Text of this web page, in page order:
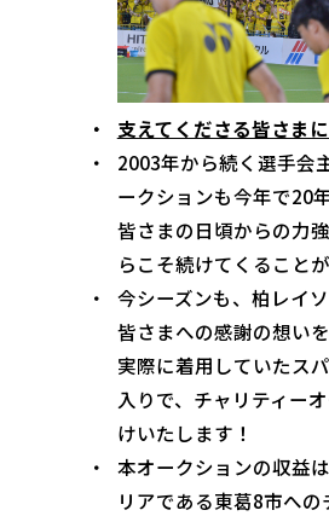
支えてくださる皆さま
2003年から続く選手会
ークションも今年で20
皆さまの日頃からの力
らこそ続けてくること
今シーズンも、柏レイ
皆さまへの感謝の想い
実際に着用していたス
入りで、チャリティー
けいたします！
本オークションの収益
リアである東葛8市へ